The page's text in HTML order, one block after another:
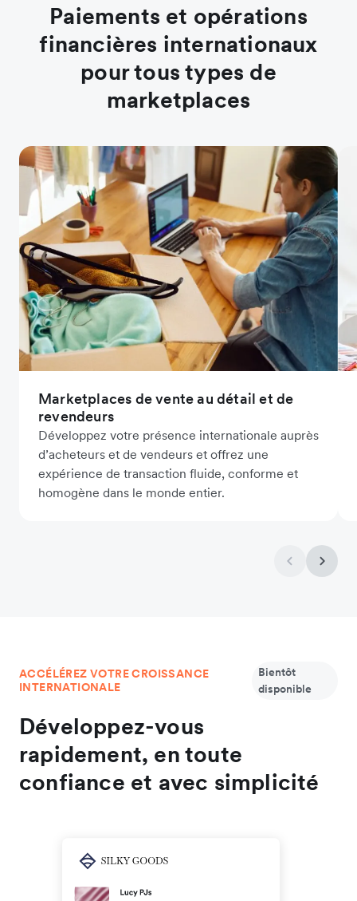
Paiements et opérations
financières internationaux
pour tous types de
marketplaces
Marketplaces de vente au détail et de
revendeurs
Développez votre présence internationale auprès
d’acheteurs et de vendeurs et offrez une
expérience de transaction fluide, conforme et
homogène dans le monde entier.
ACCÉLÉREZ VOTRE CROISSANCE
INTERNATIONALE
Bientôt
disponible
Développez-vous
rapidement, en toute
confiance et avec simplicité